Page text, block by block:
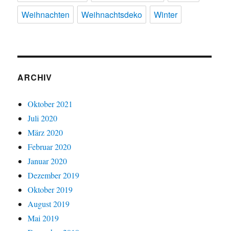
Weihnachten
Weihnachtsdeko Winter
ARCHIV
Oktober 2021
Juli 2020
März 2020
Februar 2020
Januar 2020
Dezember 2019
Oktober 2019
August 2019
Mai 2019